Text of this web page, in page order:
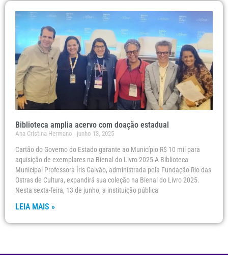
Biblioteca amplia acervo com doação estadual
Ana Cristina Hermano junho 13, 2025
Cartão do Governo do Estado garante ao Município R$ 10 mil para
aquisição de exemplares na Bienal do Livro 2025 A Biblioteca
Municipal Professora Íris Galvão, administrada pela Fundação Rio das
Ostras de Cultura, expandirá sua coleção na Bienal do Livro 2025.
Nesta sexta-feira, 13 de junho, a instituição pública
LEIA MAIS »